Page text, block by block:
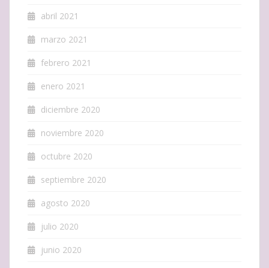
abril 2021
marzo 2021
febrero 2021
enero 2021
diciembre 2020
noviembre 2020
octubre 2020
septiembre 2020
agosto 2020
julio 2020
junio 2020